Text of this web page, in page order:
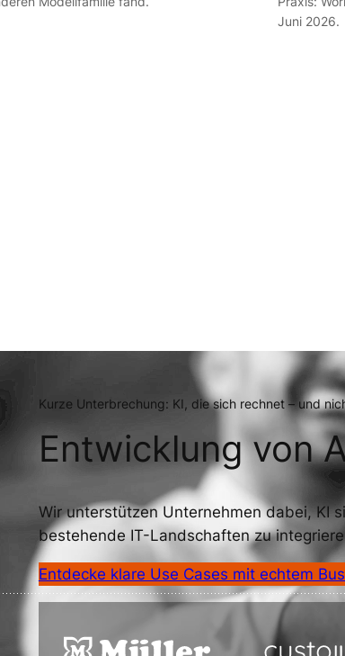
Juni 2026.
Kurze Unterbrechung: KI, die sich rechnet – und
Entwicklung von
Wir unterstützen Unternehmen dabei, KI
bestehende IT-Landschaften zu
Entdecke klare Use Cases mit echtem